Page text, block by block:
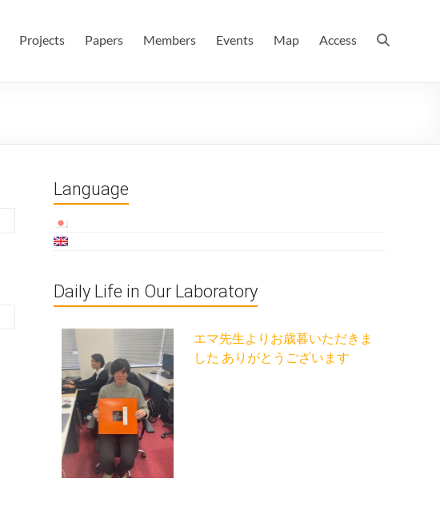
Projects Papers Members Events Map Access
Language
Daily Life in Our Laboratory
エマ先生よりお歳暮いただきま
した ありがとうございます